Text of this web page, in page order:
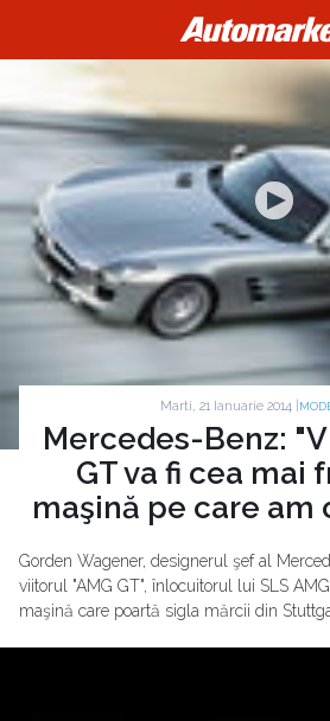
Marti, 21 Ianuarie 2014 |
Mercedes-Benz:
GT va fi cea mai
maşină pe care
Gorden Wagener, designerul şef al
viitorul "AMG GT", înlocuitorul lui SLS
maşină care poartă sigla mărcii din